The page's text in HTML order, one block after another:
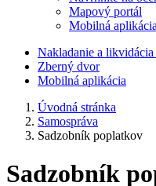
Mapový portál
Mobilná aplikácia
Nakladanie a
Zberný dvor
Mobilná aplikácia
Úvodná stránka
Samospráva
Sadzobník poplatkov
Sadzobník